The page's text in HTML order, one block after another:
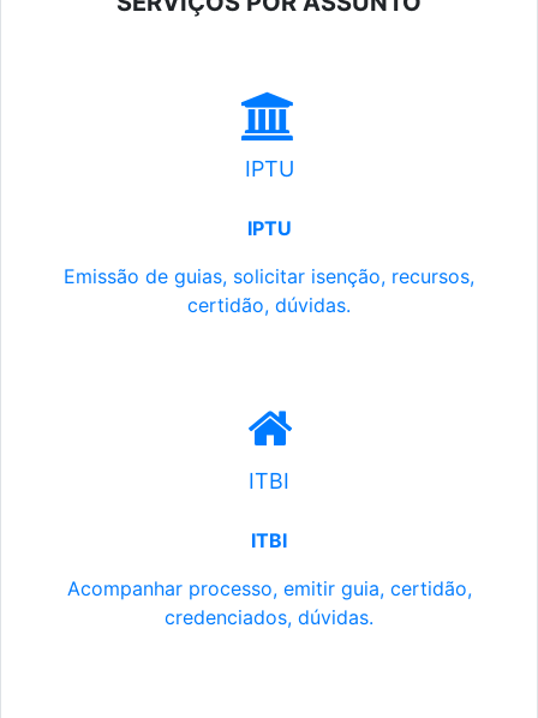
IPTU
IPTU
Emissão de guias, solicitar isenção, recursos,
certidão, dúvidas.
ITBI
ITBI
Acompanhar processo, emitir guia, certidão,
credenciados, dúvidas.